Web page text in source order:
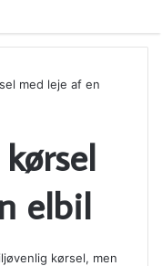
med leje af en
elbil
kørsel, men